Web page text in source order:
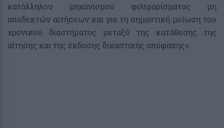
κατάλληλου μηχανισμού φιλτραρίσματος μη
αποδεκτών αιτήσεων και για τη σημαντική μείωση του
χρονικού διαστήματος μεταξύ της κατάθεσης της
αίτησης και της έκδοσης δικαστικής απόφασης».